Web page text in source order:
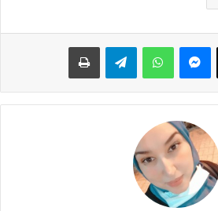
ماسنجر واتساب تيلقرام طباعة